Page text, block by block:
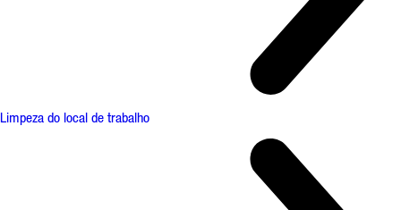
Limpeza do local de trabalho